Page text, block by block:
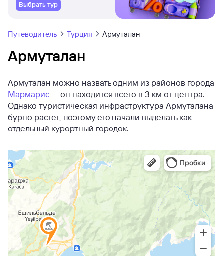
Выбрать тур
Путеводитель Турция Армуталан
Армуталан
Армуталан можно назвать одним из районов города
Мармарис— он находится всего в 3 км от центра.
Однако туристическая инфраструктура Армуталана
бурно растет, поэтому его начали выделать как
отдельный курортный городок.